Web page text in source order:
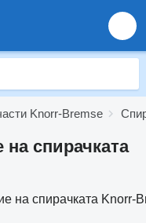
Knorr-Bremse
спирачката
на спирачката Knorr-